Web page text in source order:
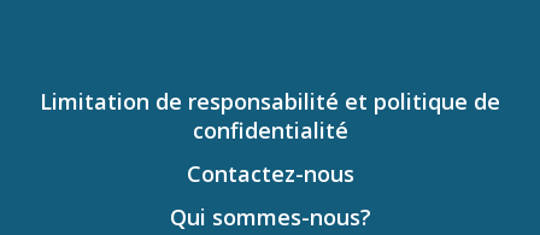
Limitation de responsabilité et politique de
confidentialité
Contactez-nous
Qui sommes-nous?